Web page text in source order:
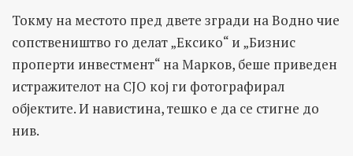
Токму на местото пред двете згради на Водно чие
сопствеништво го делат „Ексико“ и „Бизнис
проперти инвестмент“ на Марков, беше приведен
истражителот на СЈО кој ги фотографирал
објектите. И навистина, тешко е да се стигне до
нив.